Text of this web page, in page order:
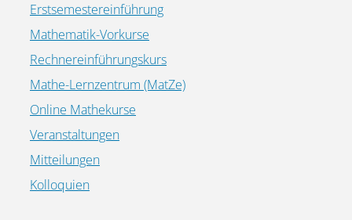
Erstsemestereinführung
Mathematik-Vorkurse
Rechnereinführungskurs
Mathe-Lernzentrum (MatZe)
Online Mathekurse
Veranstaltungen
Mitteilungen
Kolloquien